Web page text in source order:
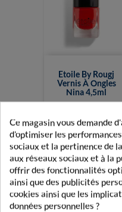
Etoile By Rougj
Vernis À Ongles
Nina 4,5ml
Ce magasin vous demande
d'optimiser les
sociaux et la pertinence de
aux réseaux sociaux et à la
offrir des fonctionnalités
ainsi que des publicités
cookies ainsi que les
données personnelles ?